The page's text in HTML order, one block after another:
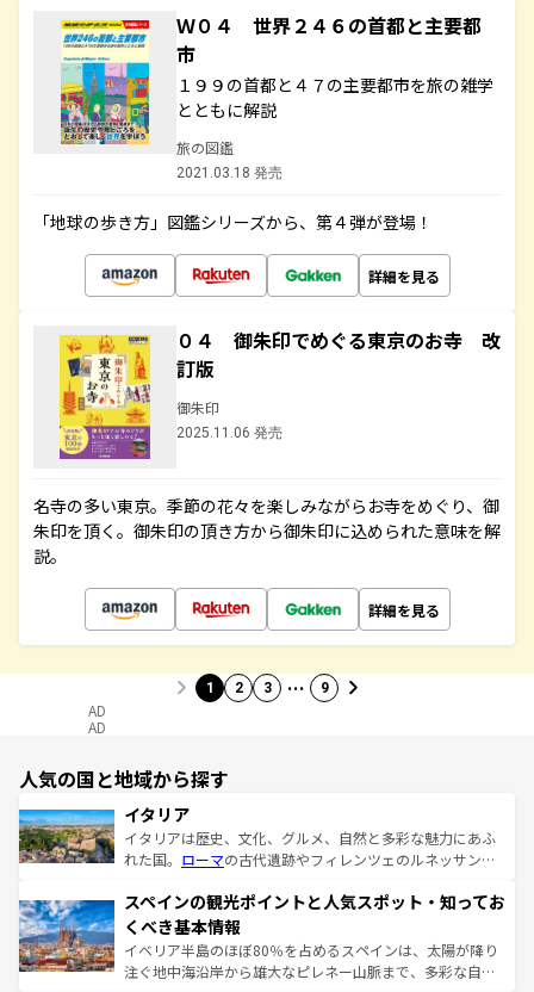
Ｗ０４ 世界２４６の首都と主要都
市
１９９の首都と４７の主要都市を旅の雑学
とともに解説
旅の図鑑
2021.03.18 発売
「地球の歩き方」図鑑シリーズから、第４弾が登場！
詳細を見る
０４ 御朱印でめぐる東京のお寺 改
訂版
御朱印
2025.11.06 発売
名寺の多い東京。季節の花々を楽しみながらお寺をめぐり、御
朱印を頂く。御朱印の頂き方から御朱印に込められた意味を解
説。
詳細を見る
1 2 3 … 9
AD
AD
人気の国と地域から探す
イタリア
イタリアは歴史、文化、グルメ、自然と多彩な魅力にあふ
れた国。 ローマの古代遺跡やフィレンツェのルネッサンス
ろん、トスカーナの美しい田園風景やアマルフィ海岸の絶
景など、自然景観も見逃せない。観光の合間には、本場の
ピザやパスタなど、絶品のイタリア料理を堪能することも
できる。朝目覚めてから夜眠るまで、すべての瞬間を楽し
スペインの観光ポイントと人気スポット・知ってお
くべき基本情報
イベリア半島のほぼ80％を占めるスペインは、太陽が降り
注ぐ地中海沿岸から雄大なピレネー山脈まで、多彩な自然